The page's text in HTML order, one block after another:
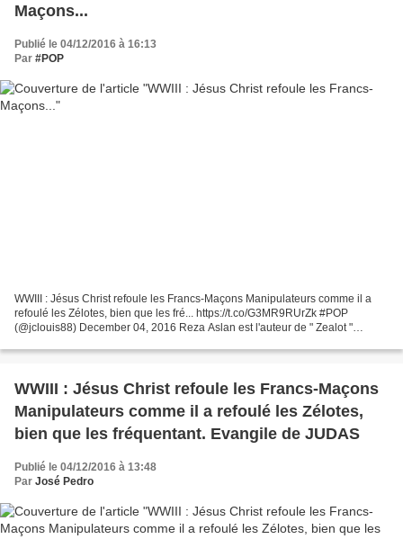
Maçons...
Publié le 04/12/2016 à 16:13
Par #POP
WWIII : Jésus Christ refoule les Francs-Maçons Manipulateurs comme il a
refoulé les Zélotes, bien que les fré... https://t.co/G3MR9RUrZk #POP
(@jclouis88) December 04, 2016 Reza Aslan est l'auteur de " Zealot "
WWIII : Jésus Christ refoule les Francs-Maçons
Manipulateurs comme il a refoulé les Zélotes,
bien que les fréquentant. Evangile de JUDAS
Publié le 04/12/2016 à 13:48
Par José Pedro